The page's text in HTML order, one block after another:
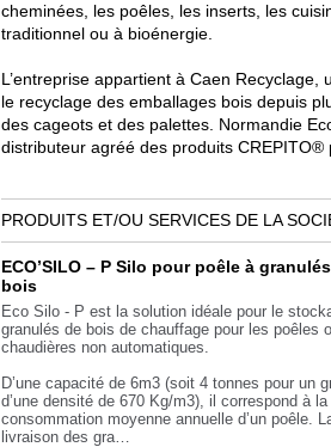
cheminées, les poêles, les inserts, les
traditionnel ou à bioénergie.
L’entreprise appartient à Caen Recyclage,
le recyclage des emballages bois depuis
des cageots et des palettes. Normandie
distributeur agréé des produits CREPITO®
PRODUITS ET/OU SERVICES DE LA
ECO’SILO – P Silo pour poêle à
bois
Eco Silo - P est la solution idéale pour le
granulés de bois de chauffage pour les poêles
chaudières non automatiques.
D’une capacité de 6m3 (soit 4 tonnes pour un
d’une densité de 670 Kg/m3), il correspond à la
consommation moyenne annuelle d’un poêle.
livraison des gra…